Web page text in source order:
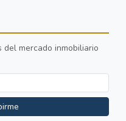
mercado inmobiliario